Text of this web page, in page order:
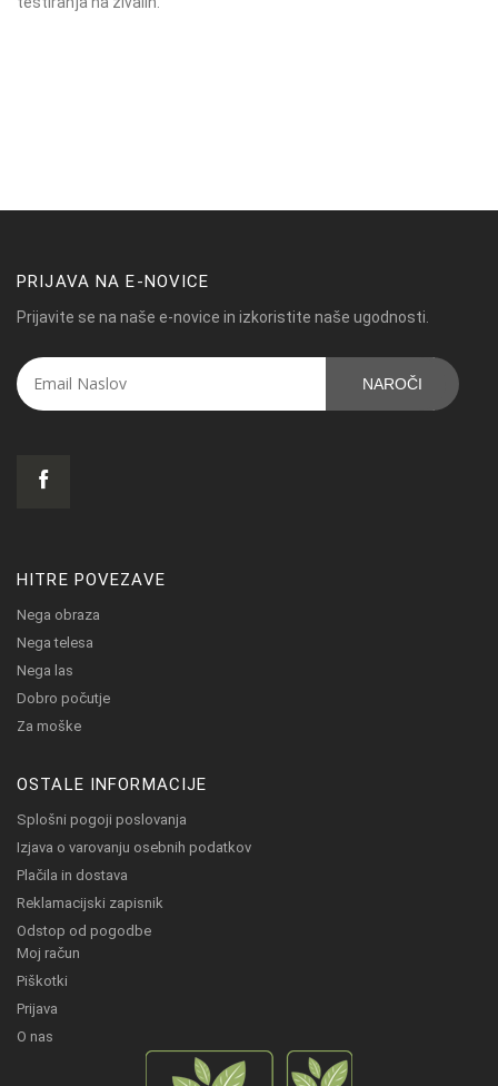
PRIJAVA NA E-NOVICE
Prijavite se na naše e-novice in izkoristite naše ugodnosti.
NAROČI
HITRE POVEZAVE
Nega obraza
Nega telesa
Nega las
Dobro počutje
Za moške
OSTALE INFORMACIJE
Splošni pogoji poslovanja
Izjava o varovanju osebnih podatkov
Plačila in dostava
Reklamacijski zapisnik
Odstop od pogodbe
Moj račun
Piškotki
Prijava
O nas